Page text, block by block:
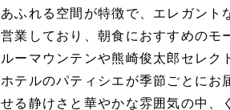
あふれる空間が特徴で、エレガン
営業しており、朝食におすすめのモ
ルーマウンテンや熊崎俊太郎セレク
ホテルのパティシエが季節ごとにお
せる静けさと華やかな雰囲気の中、